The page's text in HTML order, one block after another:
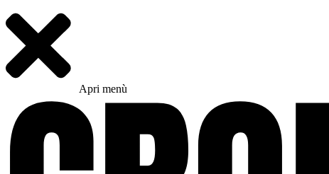
Apri menù